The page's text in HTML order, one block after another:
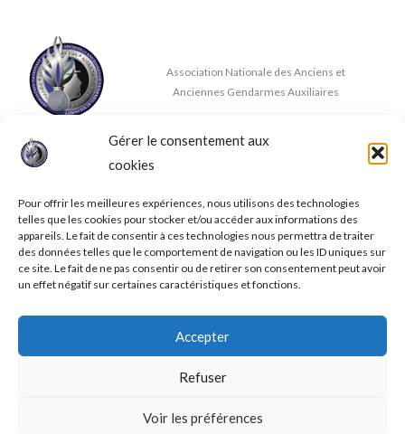
Gérer le consentement aux
cookies
Pour offrir les meilleures expériences, nous utilisons des technologies
telles que les cookies pour stocker et/ou accéder aux informations des
appareils. Le fait de consentir à ces technologies nous permettra de traiter
des données telles que le comportement de navigation ou les ID uniques sur
ce site. Le fait de ne pas consentir ou de retirer son consentement peut avoir
un effet négatif sur certaines caractéristiques et fonctions.
Accepter
Refuser
Voir les préférences
Association Nationale des Anciens et
Anciennes Gendarmes Auxiliaires
Nous contacter
11 rue de la Doux, 86140 DOUSSAY
© 2026 A.N.A.A.G.A.
Mentions légales
Conditions générales de ventes
Politique de cookies (UE)